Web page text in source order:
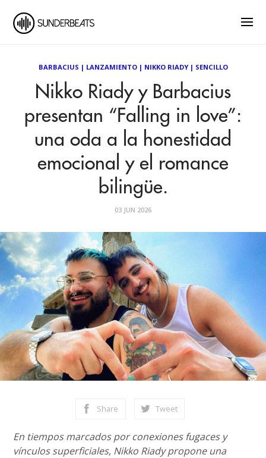
BARBACIUS | LANZAMIENTO| NIKKO RIADY| SENCILLO
Nikko Riady y Barbacius
presentan “Falling in love”:
una oda a la honestidad
emocional y el romance
bilingüe.
03 JUN 2026
Share Tweet
En tiempos marcados por conexiones fugaces y
vínculos superficiales, Nikko Riady propone una